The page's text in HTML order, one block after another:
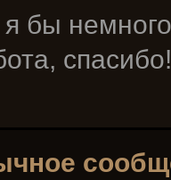
бы
спасибо!